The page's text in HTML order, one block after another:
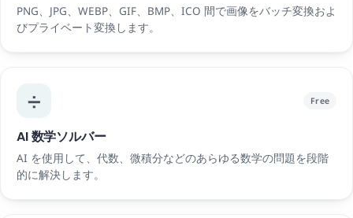
PNG、JPG、WEBP、GIF、BMP、ICO 間で画像をバッチ変換およ
びプライベート変換します。
➗ Free
AI 数学ソルバー
AI を使用して、代数、微積分などのあらゆる数学の問題を段階
的に解決します。